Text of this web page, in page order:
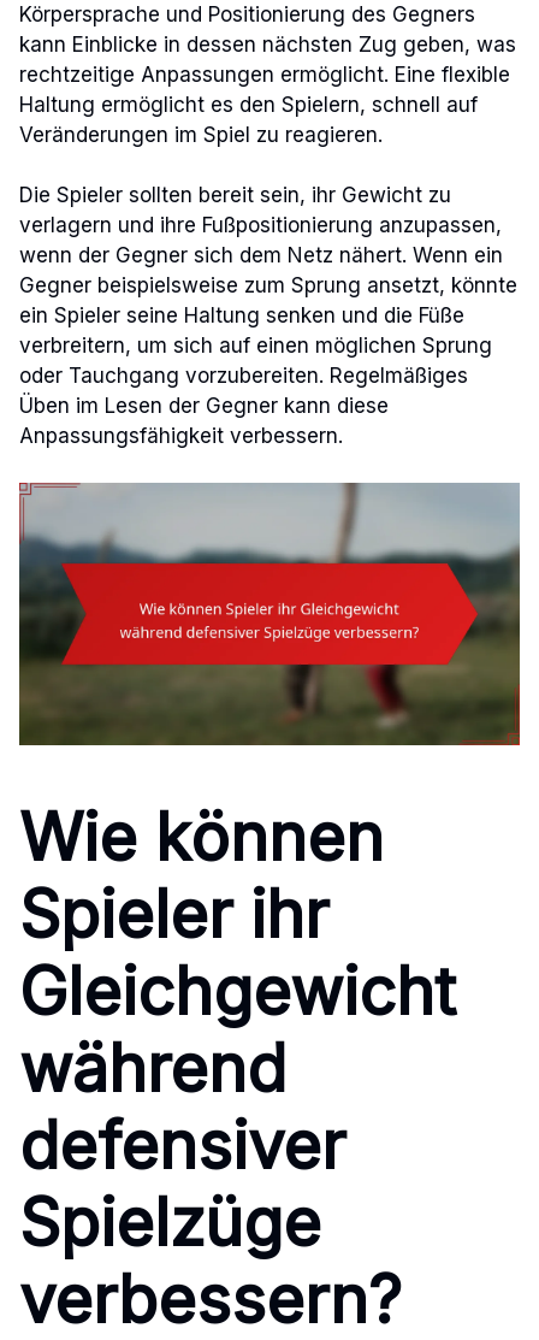
Körpersprache und Positionierung des Gegners
kann Einblicke in dessen nächsten Zug geben, was
rechtzeitige Anpassungen ermöglicht. Eine flexible
Haltung ermöglicht es den Spielern, schnell auf
Veränderungen im Spiel zu reagieren.
Die Spieler sollten bereit sein, ihr Gewicht zu
verlagern und ihre Fußpositionierung anzupassen,
wenn der Gegner sich dem Netz nähert. Wenn ein
Gegner beispielsweise zum Sprung ansetzt, könnte
ein Spieler seine Haltung senken und die Füße
verbreitern, um sich auf einen möglichen Sprung
oder Tauchgang vorzubereiten. Regelmäßiges
Üben im Lesen der Gegner kann diese
Anpassungsfähigkeit verbessern.
Wie können
Spieler ihr
Gleichgewicht
während
defensiver
Spielzüge
verbessern?